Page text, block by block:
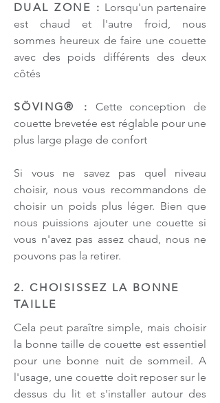
DUAL ZONE : Lorsqu'un partenaire
est chaud et l'autre froid, nous
sommes heureux de faire une couette
avec des poids différents des deux
côtés
SÖVING® :
Cette conception de
couette brevetée est réglable pour une
plus large plage de confort
Si vous ne savez pas quel niveau
choisir, nous vous recommandons de
choisir un poids plus léger. Bien que
nous puissions ajouter une couette si
vous n'avez pas assez chaud, nous ne
pouvons pas la retirer.
2. CHOISISSEZ LA BONNE
TAILLE
Cela peut paraître simple, mais choisir
la bonne taille de couette est essentiel
pour une bonne nuit de sommeil. A
l'usage, une couette doit reposer sur le
dessus du lit et s'installer autour des